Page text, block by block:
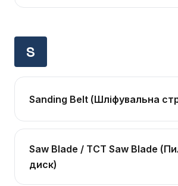
S
Sanding Belt (Шліфувальна
Saw Blade / TCT Saw Blade
диск)